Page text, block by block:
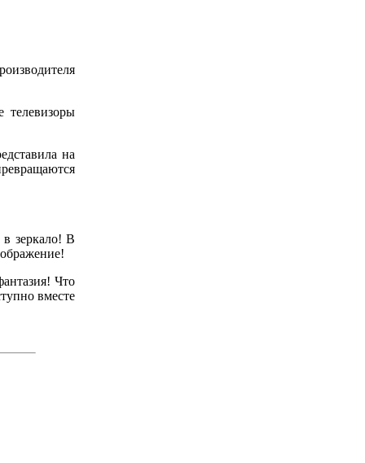
телевизоры
на
в зеркало! В
Что
вместе